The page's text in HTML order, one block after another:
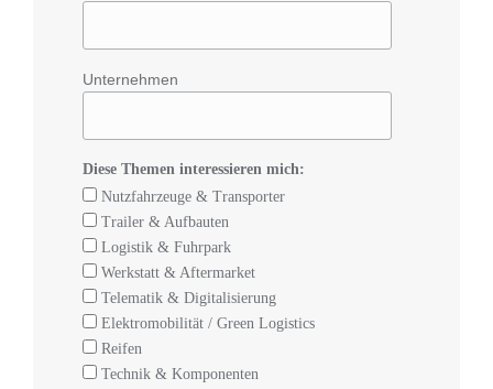
Unternehmen
Diese Themen interessieren mich:
Nutzfahrzeuge & Transporter
Trailer & Aufbauten
Logistik & Fuhrpark
Werkstatt & Aftermarket
Telematik & Digitalisierung
Elektromobilität / Green Logistics
Reifen
Technik & Komponenten